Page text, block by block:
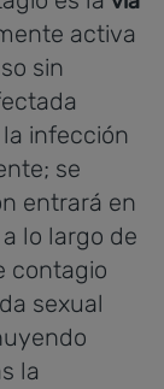
activa
sin
infección
se
entrará en
lo largo de
contagio
sexual
la